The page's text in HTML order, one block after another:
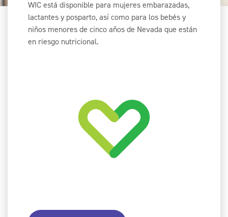
WIC está disponible para mujeres embarazadas,
lactantes y posparto, así como para los bebés y
niños menores de cinco años de Nevada que están
en riesgo nutricional.